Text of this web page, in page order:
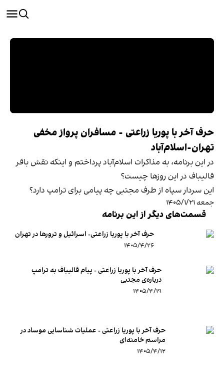
حرف آخر با پوریا زراعتی - مسافران پرواز مخفی
تهران-اسلام‌آباد
در این برنامه، به مذاکرات اسلام‌آباد پرداختم و اینکه نقش باقر
قالیباف در این روزها چیست؟
این سردار سپاه از طرف مجتبی چه پیامی برای ترامپ دارد؟
جمعه ۱۴۰۵/۱/۲۱
قسمت‌های دیگر از این برنامه
حرف آخر با پوریا زراعتی- اسرائیل و ترورها در تهران
۱۴۰۵/۴/۲۶
حرف آخر با پوریا زراعتی - پیام قالیباف به ترامپ
درباره‌ی مجتبی
۱۴۰۵/۴/۱۹
حرف آخر با پوریا زراعتی - عملیات شناسایی موساد در
مراسم خامنه‌ای
۱۴۰۵/۴/۱۲